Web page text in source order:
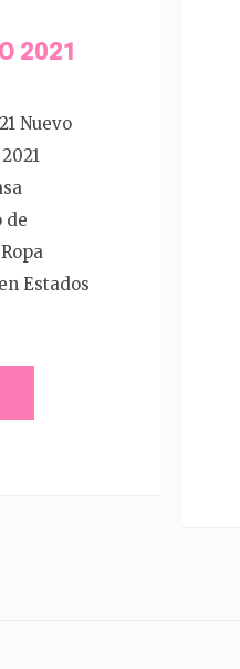
2021
Nuevo
de
Estados